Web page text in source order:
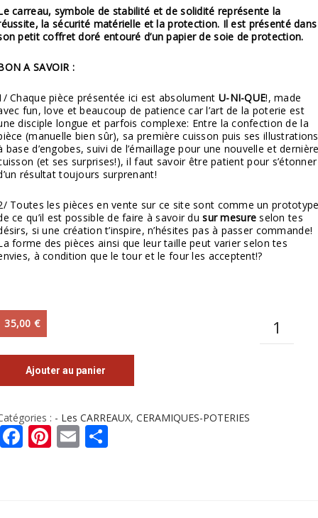
carreau, symbole de stabilité et de solidité représente la
la sécurité matérielle et la protection. Il est présenté dans
petit coffret doré entouré d’un papier de soie de protection.
A SAVOIR :
Chaque pièce présentée ici est absolument U-NI-QUE!, made
fun, love et beaucoup de patience car l’art de la poterie est
disciple longue et parfois complexe: Entre la confection de la
(manuelle bien sûr), sa première cuisson puis ses illustrations
base d’engobes, suivi de l’émaillage pour une nouvelle et
(et ses surprises!), il faut savoir être patient pour s’étonner
résultat toujours surprenant!
Toutes les pièces en vente sur ce site sont comme un
ce qu’il est possible de faire à savoir dusur mesure selon tes
si une création t’inspire, n’hésites pas à passer commande!
forme des pièces ainsi que leur taille peut varier selon tes
à condition que le tour et le four les acceptent!?
35,00€
Ajouter au panier
: - Les CARREAUX,CERAMIQUES-POTERIES
Facebook
Pinterest
Email